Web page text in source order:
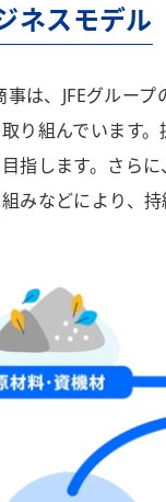
ネスモデル
事は、JFEグルー
り組んでいます
指します。さら
みなどにより、